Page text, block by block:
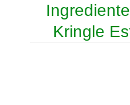
Kringle